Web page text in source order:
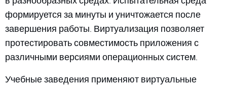
формируется за минуты и уничтожается после
завершения работы. Виртуализация позволяет
протестировать совместимость приложения с
различными версиями операционных систем.
Учебные заведения применяют виртуальные